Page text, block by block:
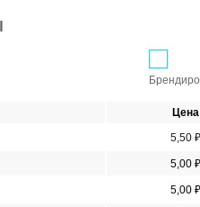
Цена
5,50 ₽
5,00 ₽
5,00 ₽